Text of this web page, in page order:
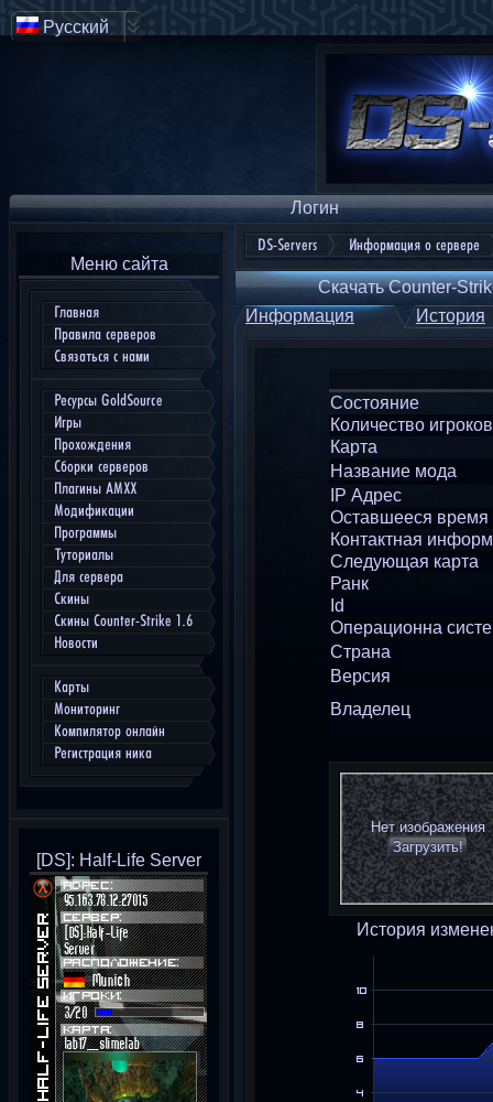
Логин
Меню сайта
Главная
Правила серверов
Связаться с нами
Ресурсы GoldSource
Игры
Прохождения
Сборки серверов
Плагины AMXX
Модификации
Программы
Туториалы
Для сервера
Скины
Скины Counter-Strike 1.6
Новости
Карты
Мониторинг
Компилятор онлайн
Регистрация ника
[DS]: Half-Life Server
DS-Servers Информация о сервере
Скачать Counter-
Информация
История
Состояние
Количество игроков
Карта
Название мода
IP Адрес
Оставшееся время
Контактная
Следующая карта
Ранк
Id
Операционна
Страна
Версия
Владелец
Нет изображения
Загрузить!
История
Русский